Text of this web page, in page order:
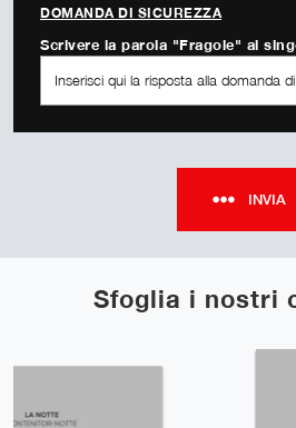
Sfoglia i nostri
DOMANDA DI SICUREZZA
Scrivere la parola "Fragole" al
INVIA